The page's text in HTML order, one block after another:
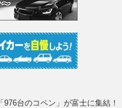
「976台のコペン」が富士に集結